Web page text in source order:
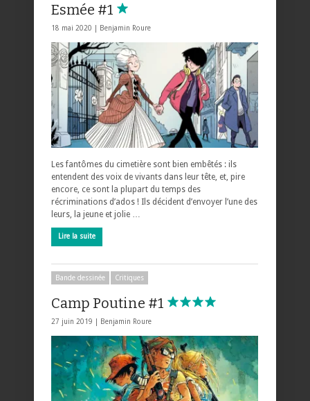
Esmée #1
18 mai 2020 | Benjamin Roure
Les fantômes du cimetière sont bien embêtés : ils
entendent des voix de vivants dans leur tête, et, pire
encore, ce sont la plupart du temps des
récriminations d’ados ! Ils décident d’envoyer l’une des
leurs, la jeune et jolie …
Lire la suite
Bande dessinée Critiques
Camp Poutine #1
27 juin 2019 | Benjamin Roure